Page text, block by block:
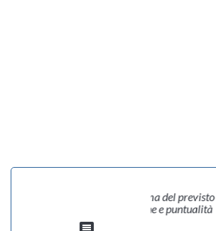
ordine arrivato anche prima del previsto
perfette grazie della precisione e puntualità
verificato